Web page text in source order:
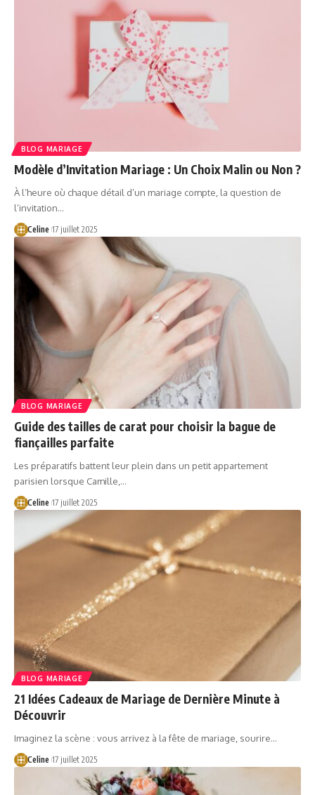
BLOG MARIAGE
Modèle d’Invitation Mariage : Un Choix Malin ou Non ?
À l’heure où chaque détail d’un mariage compte, la question de
l’invitation…
Celine 17 juillet 2025
BLOG MARIAGE
Guide des tailles de carat pour choisir la bague de
fiançailles parfaite
Les préparatifs battent leur plein dans un petit appartement
parisien lorsque Camille,…
Celine 17 juillet 2025
BLOG MARIAGE
21 Idées Cadeaux de Mariage de Dernière Minute à
Découvrir
Imaginez la scène : vous arrivez à la fête de mariage, sourire…
Celine 17 juillet 2025